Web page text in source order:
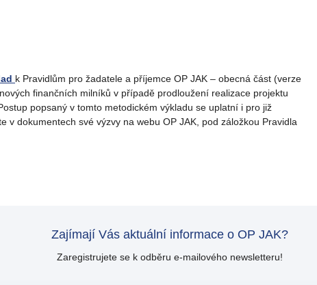
k Pravidlům pro žadatele a příjemce OP JAK – obecná část (verze
finančních milníků v případě prodloužení realizace projektu
popsaný v tomto metodickém výkladu se uplatní i pro již
v dokumentech své výzvy na webu OP JAK, pod záložkou Pravidla
Zajímají Vás aktuální informace o OP JAK?
Zaregistrujete se k odběru e-mailového newsletteru!